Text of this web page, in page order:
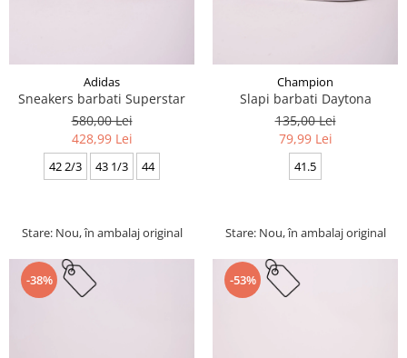
Adidas
Sneakers barbati Superstar
580,00 Lei
428,99 Lei
42 2/3 43 1/3 44
Stare: Nou, în ambalaj original
Champion
Slapi barbati Daytona
135,00 Lei
79,99 Lei
41.5
Stare: Nou, în ambalaj original
-38% -53%